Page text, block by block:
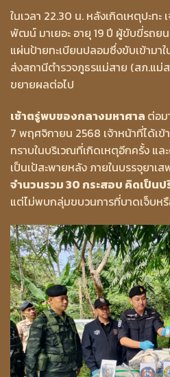
ในเวลา 22.30 น. หลังเกิดเหตุปะท
พัฒน์ มาเยอะ อายุ 19 ปี ผู้ขับขี่รถย
แผ่นป้ายทะเบียนปลอมซึ่งขับเข้ามา
ส่งสถานีตำรวจภูธรแม่สาย (สภ.แม่
ขยายผลต่อไป
เช้าตรู่พบของกลางมหาศาล ต่อม
7 พฤศจิกายน 2568 เจ้าหน้าที่ได้เข้
ทราบในบริเวณที่เกิดเหตุอีกครั้ง แ
เป็นเป้สะพายหลัง ภายในบรรจุยาเ
จำนวนรวม 30 กระสอบ คิดเป็น
แต่ไม่พบกลุ่มขบวนการที่บาดเจ็บห